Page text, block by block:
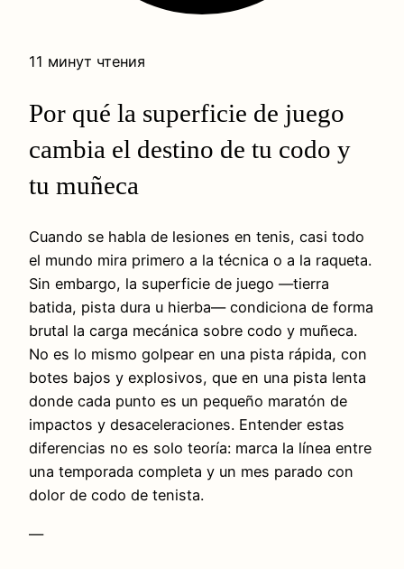
11 минут чтения
Por qué la superficie de juego
cambia el destino de tu codo y
tu muñeca
Cuando se habla de lesiones en tenis, casi todo
el mundo mira primero a la técnica o a la raqueta.
Sin embargo, la superficie de juego —tierra
batida, pista dura u hierba— condiciona de forma
brutal la carga mecánica sobre codo y muñeca.
No es lo mismo golpear en una pista rápida, con
botes bajos y explosivos, que en una pista lenta
donde cada punto es un pequeño maratón de
impactos y desaceleraciones. Entender estas
diferencias no es solo teoría: marca la línea entre
una temporada completa y un mes parado con
dolor de codo de tenista.
—